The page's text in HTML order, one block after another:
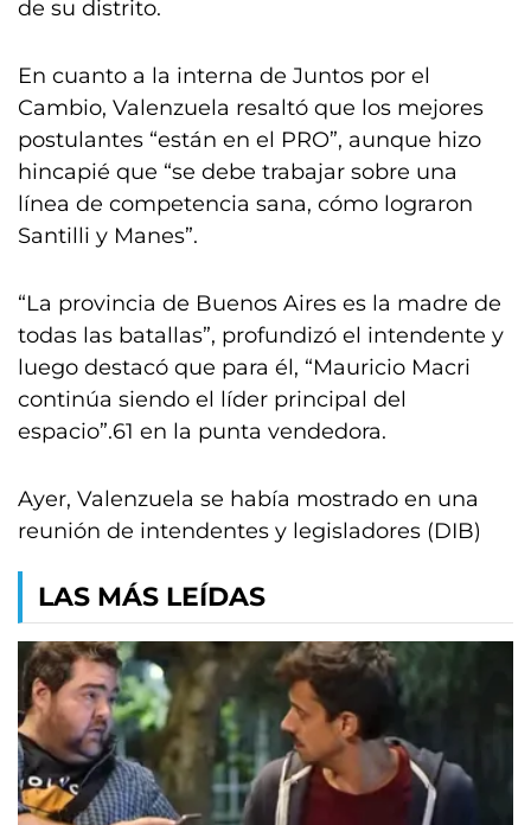
de su distrito.
En cuanto a la interna de Juntos por el
Cambio, Valenzuela resaltó que los mejores
postulantes “están en el PRO”, aunque hizo
hincapié que “se debe trabajar sobre una
línea de competencia sana, cómo lograron
Santilli y Manes”.
“La provincia de Buenos Aires es la madre de
todas las batallas”, profundizó el intendente y
luego destacó que para él, “Mauricio Macri
continúa siendo el líder principal del
espacio”.61 en la punta vendedora.
Ayer, Valenzuela se había mostrado en una
reunión de intendentes y legisladores (DIB)
LAS MÁS LEÍDAS